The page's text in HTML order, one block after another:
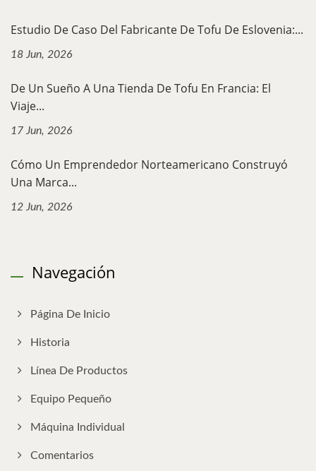
Estudio De Caso Del Fabricante De Tofu De Eslovenia:...
18 Jun, 2026
De Un Sueño A Una Tienda De Tofu En Francia: El
Viaje...
17 Jun, 2026
Cómo Un Emprendedor Norteamericano Construyó
Una Marca...
12 Jun, 2026
Navegación
Página De Inicio
Historia
Línea De Productos
Equipo Pequeño
Máquina Individual
Comentarios